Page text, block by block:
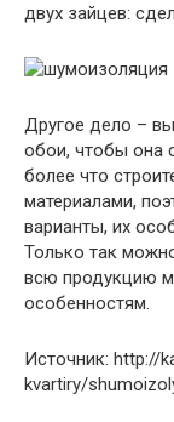
двух зайцев:
Другое дело –
обои, чтобы она
более что
материалами,
варианты, их
Только так
всю продукцию
особенностям.
Источник: http://
kvartiry/